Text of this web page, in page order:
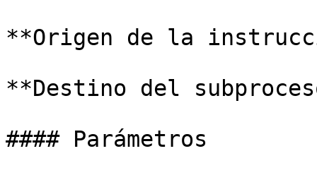
**Origen de la
**Destino del
#### Parámetros